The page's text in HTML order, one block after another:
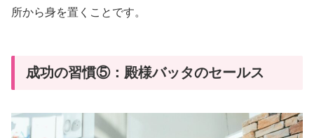
所から身を置くことです。
成功の習慣⑤：殿様バッタのセールス